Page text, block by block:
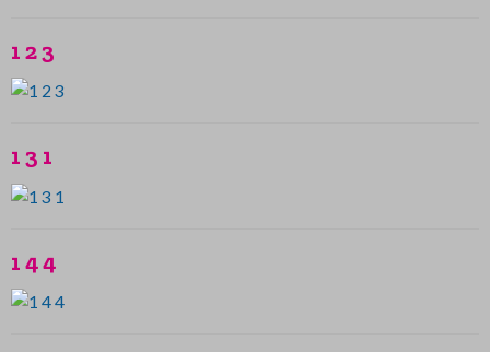
1 2 3
1 3 1
1 4 4